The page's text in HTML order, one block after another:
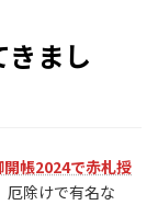
まし
帳2024で赤札授
厄除けで有名な